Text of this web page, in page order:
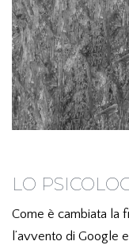
LO
Come è cambiata la
l’avvento di Google